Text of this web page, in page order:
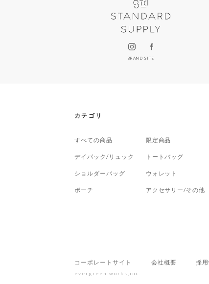
BRAND SITE
カテゴリ
すべての商品 限定商品
デイパック/リュック トートバッグ
ショルダーバッグ ウォレット
ポーチ アクセサリー/その他
コーポレートサイト 会社概要 採
evergreen works,inc.